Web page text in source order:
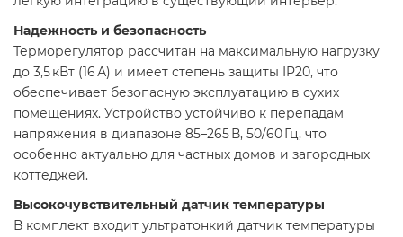
Надежность и безопасность
Терморегулятор рассчитан на максимальную нагрузку
до 3,5 кВт (16 А) и имеет степень защиты IP20, что
обеспечивает безопасную эксплуатацию в сухих
помещениях. Устройство устойчиво к перепадам
напряжения в диапазоне 85–265 В, 50/60 Гц, что
особенно актуально для частных домов и загородных
коттеджей.​
Высокочувствительный датчик температуры
В комплект входит ультратонкий датчик температуры